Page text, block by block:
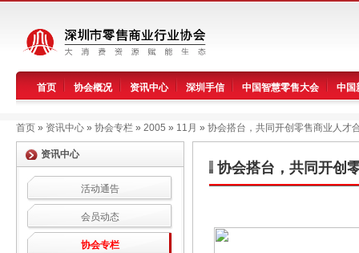
首页 协会概况 资讯中心 深圳手信 中国智慧零售大会 中国
首页 » 资讯中心 » 协会专栏 » 2005 » 11月 » 协会搭台，共同开创零售商业人才
资讯中心
活动通告
会员动态
协会专栏
协会搭台，共同开创